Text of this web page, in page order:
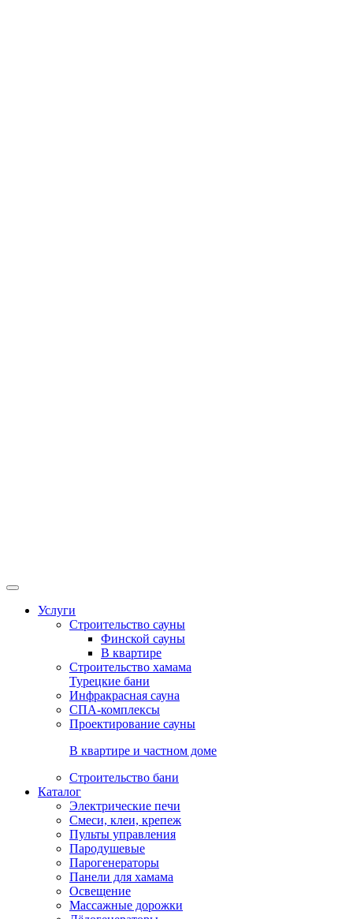
Услуги
Строительство сауны
Финской сауны
В квартире
Строительство хамама
Турецкие бани
Инфракрасная сауна
СПА-комплексы
Проектирование сауны
В квартире и частном доме
Строительство бани
Каталог
Электрические печи
Смеси, клеи, крепеж
Пульты управления
Пародушевые
Парогенераторы
Панели для хамама
Освещение
Массажные дорожки